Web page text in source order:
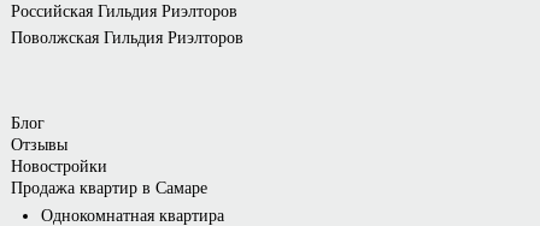
Российская Гильдия Риэлторов
Поволжская Гильдия Риэлторов
Блог
Отзывы
Новостройки
Продажа квартир в Самаре
Однокомнатная квартира